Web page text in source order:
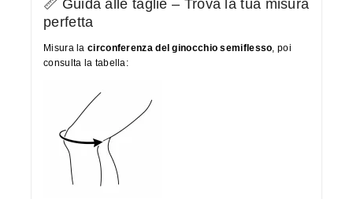
📏 Guida alle taglie – Trova la tua misura
perfetta
Misura la circonferenza del ginocchio semiflesso , poi
consulta la tabella: